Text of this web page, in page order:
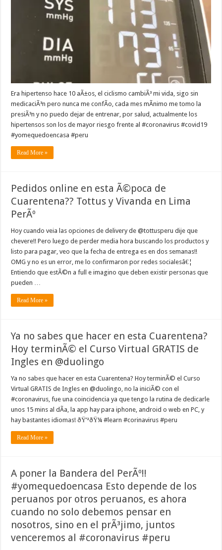
Era hipertenso hace 10 aÃ±os, el ciclismo cambiÃ³ mi vida, sigo sin
medicaciÃ³n pero nunca me confÃ­o, cada mes mÃ­nimo me tomo la
presiÃ³n y no puedo dejar de entrenar, por salud, actualmente los
hipertensos son los de mayor riesgo frente al #coronavirus #covid19
#yomequedoencasa #peru
Read More »
Pedidos online en esta Ã©poca de
Cuarentena?? Tottus y Vivanda en Lima
PerÃº
Hoy cuando veia las opciones de delivery de @tottusperu dije que
chevere!! Pero luego de perder media hora buscando los productos y
listo para pagar, veo que la fecha de entrega es en dos semanas!!
OMG y no es un error, me lo confirmaron por redes socialesâ€¦
Entiendo que estÃ©n a full e imagino que deben existir personas que
pueden …
Read More »
Ya no sabes que hacer en esta Cuarentena?
Hoy terminÃ© el Curso Virtual GRATIS de
Ingles en @duolingo
Ya no sabes que hacer en esta Cuarentena? Hoy terminÃ© el Curso
Virtual GRATIS de Ingles en @duolingo, no la iniciÃ© con el
#coronavirus, fue una coincidencia ya que tengo la rutina de dedicarle
unos 15 mins al dÃ­a, la app hay para iphone, android o web en PC, y
hay bastantes idiomas! ðŸ’ªðŸ¼ #learn #corinavirus #peru
Read More »
A poner la Bandera del PerÃº!!
#yomequedoencasa Esto depende de los
peruanos por otros peruanos, es ahora
cuando no solo debemos pensar en
nosotros, sino en el prÃ³jimo, juntos
venceremos al #coronavirus #peru